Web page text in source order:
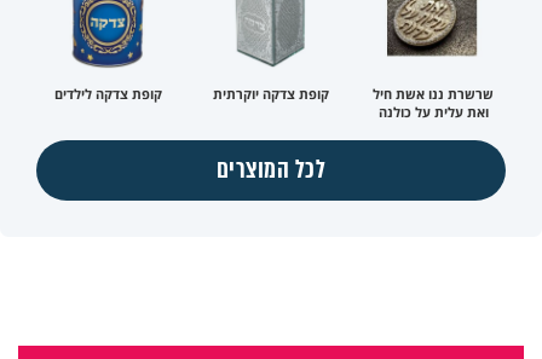
שרשרת ננו אשת חיל
ואת עלית על כולנה
קופת צדקה יוקרתית קופת צדקה לילדים
לכל המוצרים